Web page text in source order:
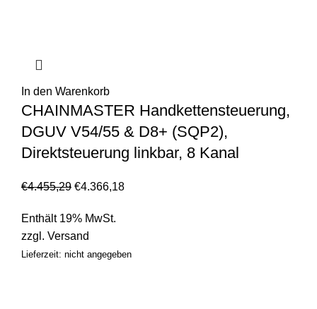
In den Warenkorb
CHAINMASTER Handkettensteuerung,
DGUV V54/55 & D8+ (SQP2),
Direktsteuerung linkbar, 8 Kanal
€4.455,29 €4.366,18
Enthält 19% MwSt.
zzgl. Versand
Lieferzeit: nicht angegeben